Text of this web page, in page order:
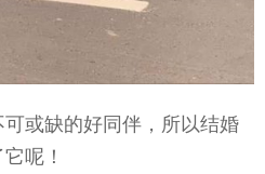
或缺的好同伴，所以结婚
呢！